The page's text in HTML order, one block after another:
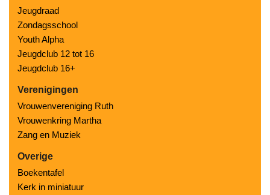
Jeugdraad
Zondagsschool
Youth Alpha
Jeugdclub 12 tot 16
Jeugdclub 16+
Verenigingen
Vrouwenvereniging Ruth
Vrouwenkring Martha
Zang en Muziek
Overige
Boekentafel
Kerk in miniatuur